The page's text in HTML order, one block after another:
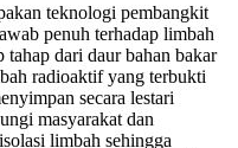
teknologi pembangkit
penuh terhadap limbah
tahap dari daur bahan bakar
radioaktif yang terbukti
secara lestari
masyarakat dan
limbah sehingga